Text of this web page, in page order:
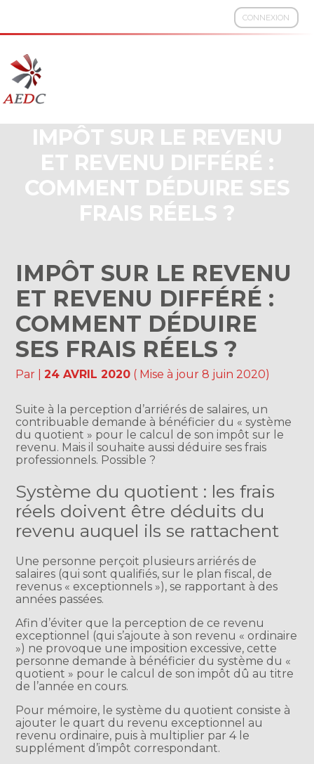
CONNEXION
Aller
au
IMPÔT SUR LE REVENU
ET REVENU DIFFÉRÉ :
COMMENT DÉDUIRE SES
FRAIS RÉELS ?
IMPÔT SUR LE REVENU
ET REVENU DIFFÉRÉ :
COMMENT DÉDUIRE
SES FRAIS RÉELS ?
Par |24 AVRIL 2020 ( Mise à jour 8 juin 2020)
Suite à la perception d’arriérés de salaires, un
contribuable demande à bénéficier du « système
du quotient » pour le calcul de son impôt sur le
revenu. Mais il souhaite aussi déduire ses frais
professionnels. Possible ?
Système du quotient : les frais
réels doivent être déduits du
revenu auquel ils se rattachent
Une personne perçoit plusieurs arriérés de
salaires (qui sont qualifiés, sur le plan fiscal, de
revenus « exceptionnels »), se rapportant à des
années passées.
Afin d’éviter que la perception de ce revenu
exceptionnel (qui s’ajoute à son revenu « ordinaire
») ne provoque une imposition excessive, cette
personne demande à bénéficier du système du «
quotient » pour le calcul de son impôt dû au titre
de l’année en cours.
Pour mémoire, le système du quotient consiste à
ajouter le quart du revenu exceptionnel au
revenu ordinaire, puis à multiplier par 4 le
supplément d’impôt correspondant.